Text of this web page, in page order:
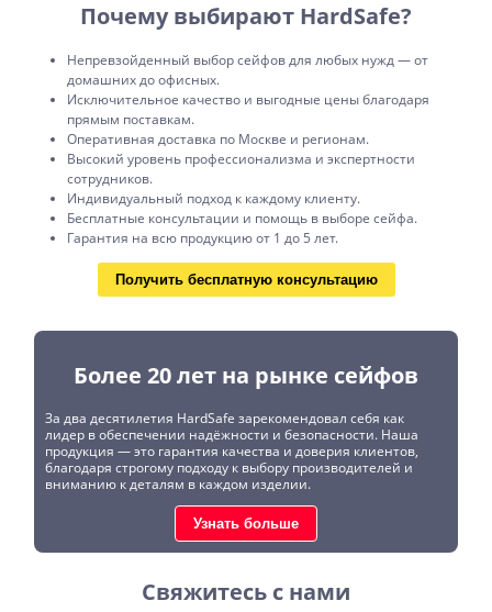
Почему выбирают HardSafe?
Непревзойденный выбор сейфов для любых нужд — от
домашних до офисных.
Исключительное качество и выгодные цены благодаря
прямым поставкам.
Оперативная доставка по Москве и регионам.
Высокий уровень профессионализма и экспертности
сотрудников.
Индивидуальный подход к каждому клиенту.
Бесплатные консультации и помощь в выборе сейфа.
Гарантия на всю продукцию от 1 до 5 лет.
Получить бесплатную консультацию
Более 20 лет на рынке сейфов
За два десятилетия HardSafe зарекомендовал себя как
лидер в обеспечении надёжности и безопасности. Наша
продукция — это гарантия качества и доверия клиентов,
благодаря строгому подходу к выбору производителей и
вниманию к деталям в каждом изделии.
Узнать больше
Свяжитесь с нами